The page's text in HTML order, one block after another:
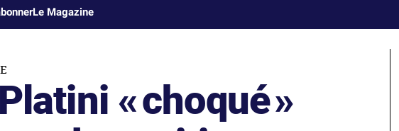
Le Magazine
«choqué»